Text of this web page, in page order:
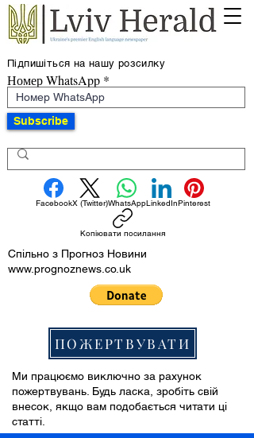
Підпишіться на нашу розсилку
Номер WhatsApp
Subscribe
FacebookX (Twitter)WhatsAppLinkedInPinterest
Копіювати посилання
Спільно з Прогноз Новини
www.prognoznews.co.uk
ПОЖЕРТВУВАТИ
Ми працюємо виключно за рахунок
пожертвувань. Будь ласка, зробіть свій
внесок, якщо вам подобається читати ці
статті.